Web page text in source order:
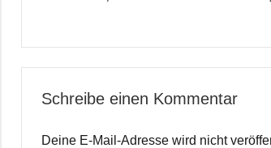
Schreibe einen Kommentar
Deine E-Mail-Adresse wird nicht